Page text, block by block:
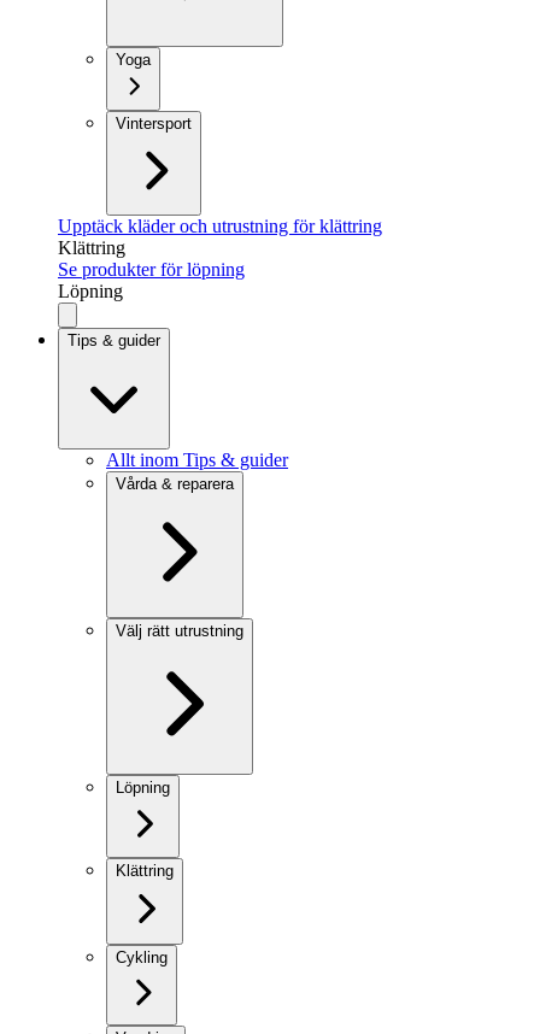
Yoga
Vintersport
Upptäck kläder och utrustning för klättring
Klättring
Se produkter för löpning
Löpning
Tips & guider
Allt inom Tips & guider
Vårda & reparera
Välj rätt utrustning
Löpning
Klättring
Cykling